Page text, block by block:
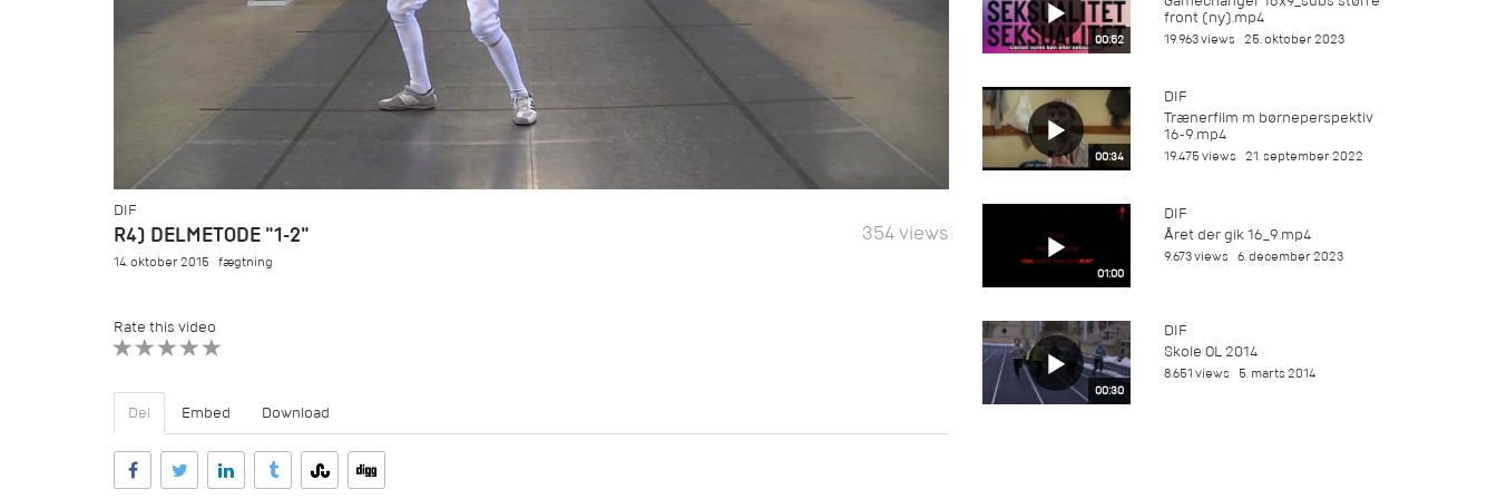
DIF
R4) DELMETODE "1-2" 354 views
14. oktober 2015 fægtning
Rate this video
Del Embed Download
00:52
front (ny).mp4
19.963 views 25. oktober 2023
00:34
DIF
Trænerfilm m børneperspektiv
16-9.mp4
19.475 views 21. september 2022
01:00
DIF
Året der gik 16_9.mp4
9.673 views 6. december 2023
00:30
DIF
Skole OL 2014
8.651 views 5. marts 2014